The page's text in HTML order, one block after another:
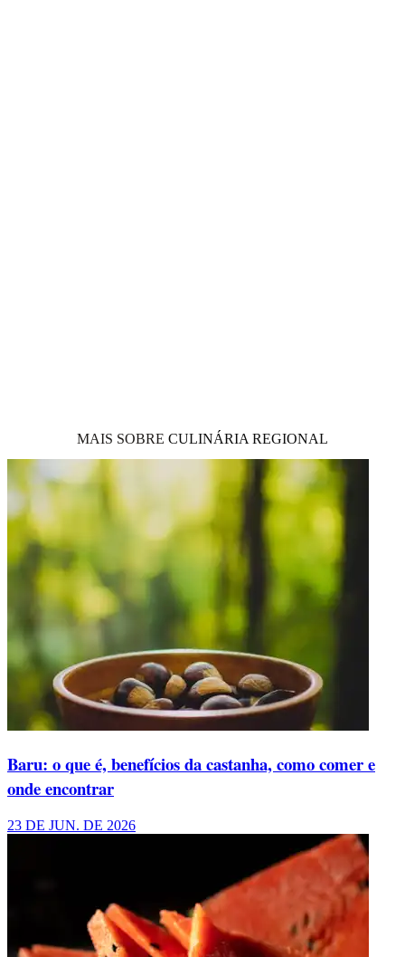
MAIS SOBRE CULINÁRIA REGIONAL
Baru: o que é, benefícios da castanha, como comer e
onde encontrar
23 DE JUN. DE 2026